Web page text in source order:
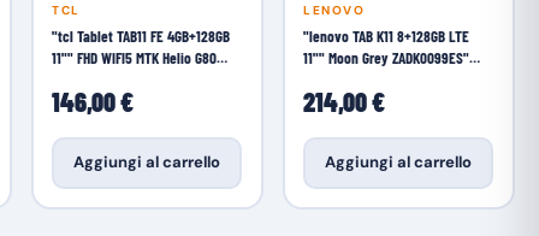
TCL
"tcl Tablet TAB11 FE 4GB+128GB
11"" FHD WIFI5 MTK Helio G80
146,00 €
Aggiungi al carrello
LENOVO
"lenovo TAB K11 8+128GB LTE
11"" Moon Grey ZADK0099ES"
214,00 €
Aggiungi al carrello